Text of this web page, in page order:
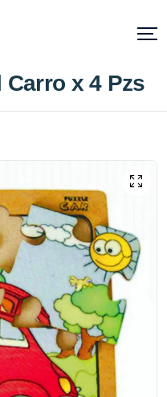
x 4 Pzs